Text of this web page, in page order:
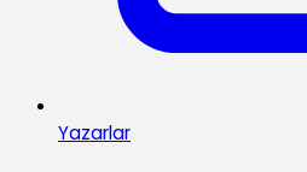
Yazarlar